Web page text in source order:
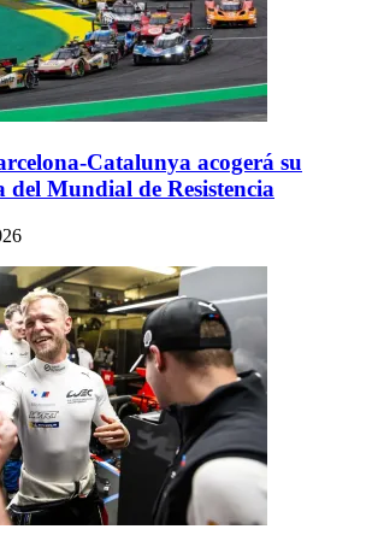
Catalunya acogerá su
Mundial de Resistencia